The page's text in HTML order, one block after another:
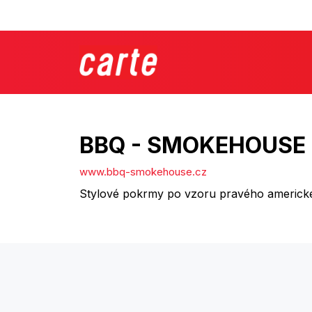
BBQ - SMOKEHOUSE
www.bbq-smokehouse.cz
Stylové pokrmy po vzoru pravého